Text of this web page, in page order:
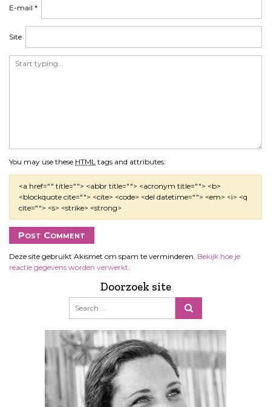
You may use these HTML tags and attributes:
<a href="" title=""> <abbr title=""> <acronym title=""> <b>
<blockquote cite=""> <cite> <code> <del datetime=""> <em> <i> <q
cite=""> <s> <strike> <strong>
E-mail *
Site
Deze site gebruikt Akismet om spam te verminderen. Bekijk hoe je
reactie gegevens worden verwerkt
Doorzoek site